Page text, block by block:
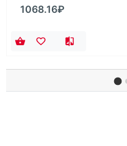
1068.16₽